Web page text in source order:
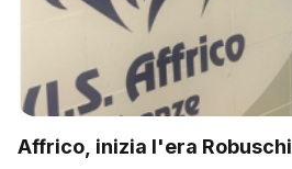
Affrico, inizia l'era Robuschi